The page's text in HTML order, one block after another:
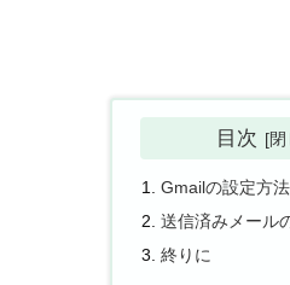
目次
Gmailの設定方法
送信済みメール
終りに